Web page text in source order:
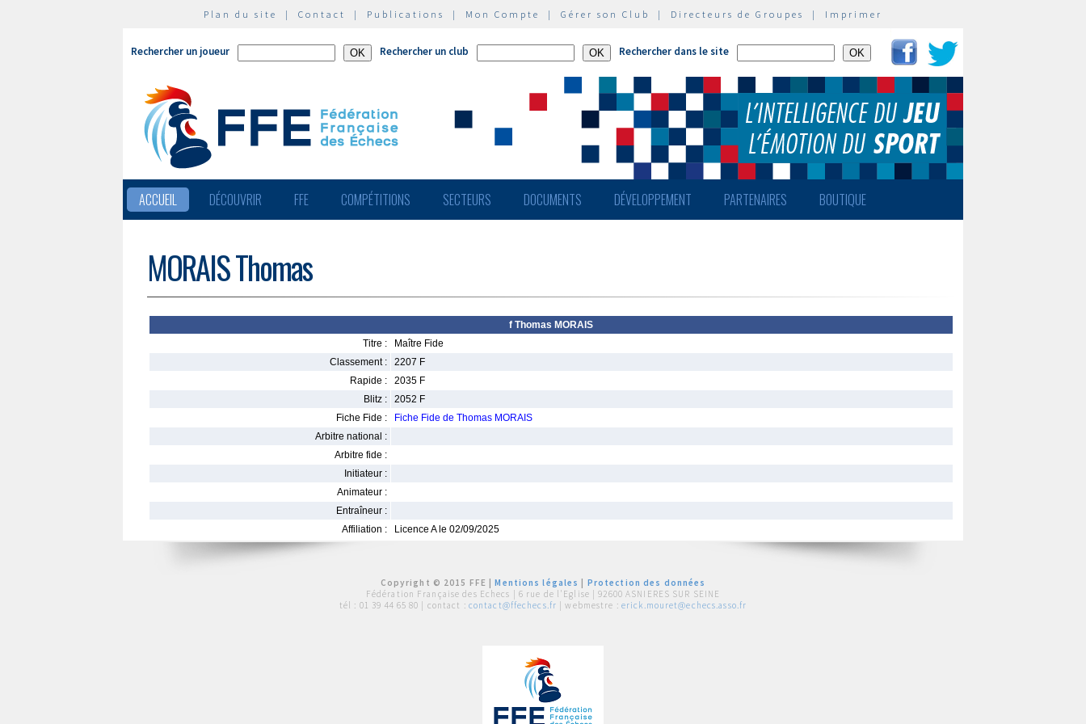
Plan du site | Contact | Publications | Mon Compte | Gérer son Club | Directeurs de Groupes | Imprimer
Rechercher un joueur Rechercher un club Rechercher dans le site
ACCUEIL DÉCOUVRIR FFE COMPÉTITIONS SECTEURS DOCUMENTS DÉVELOPPEMENT PARTENAIRES BOUTIQUE
MORAIS Thomas
f Thomas MORAIS
Titre :
Maître Fide
Classement :
2207 F
Rapide :
2035 F
Blitz :
2052 F
Fiche Fide :
Fiche Fide de Thomas MORAIS
Arbitre national :
Arbitre fide :
Initiateur :
Animateur :
Entraîneur :
Affiliation :
Licence A le 02/09/2025
Copyright © 2015 FFE |Mentions légales
Protection des données
Fédération Française des Echecs | 6 rue de l'Eglise | 92600 ASNIERES SUR SEINE
tél : 01 39 44 65 80 | contact : contact@ffechecs.fr | webmestre : erick.mouret@echecs.asso.fr